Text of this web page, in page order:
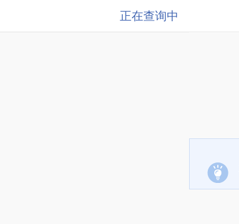
正在查询中